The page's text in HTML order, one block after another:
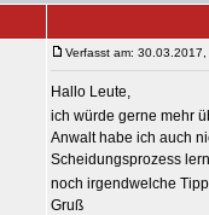
Verfasst am:
Hallo Leute,
ich würde gerne mehr
Anwalt habe ich auch
Scheidungsprozess
noch irgendwelche
Gruß